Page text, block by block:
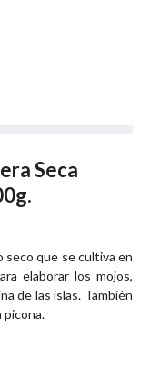
Seca
seco que se cultiva en
elaborar los mojos,
de las islas. También
picona.